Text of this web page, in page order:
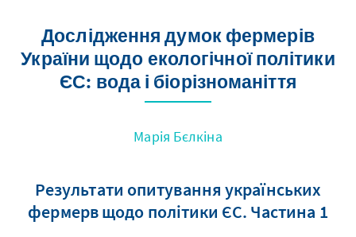
Дослідження думок фермерів
України щодо екологічної політики
ЄС: вода і біорізноманіття
Марія Бєлкіна
Результати опитування українських
фермерв щодо політики ЄС. Частина 1